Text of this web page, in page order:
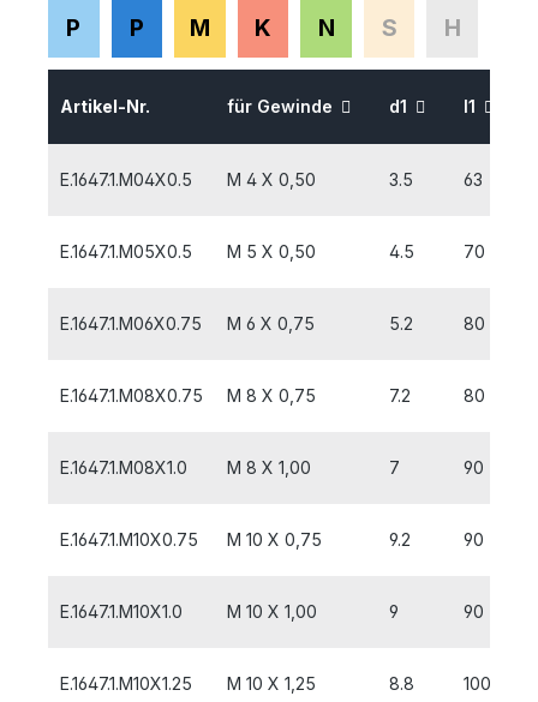
P P M K N S H
Artikel-Nr. für Gewinde d1 l1
E.1647.1.M04X0.5 M 4 X 0,50 3.5 63
E.1647.1.M05X0.5 M 5 X 0,50 4.5 70
E.1647.1.M06X0.75 M 6 X 0,75 5.2 80
E.1647.1.M08X0.75 M 8 X 0,75 7.2 80
E.1647.1.M08X1.0 M 8 X 1,00 7 90
E.1647.1.M10X0.75 M 10 X 0,75 9.2 90
E.1647.1.M10X1.0 M 10 X 1,00 9 90
E.1647.1.M10X1.25 M 10 X 1,25 8.8 100